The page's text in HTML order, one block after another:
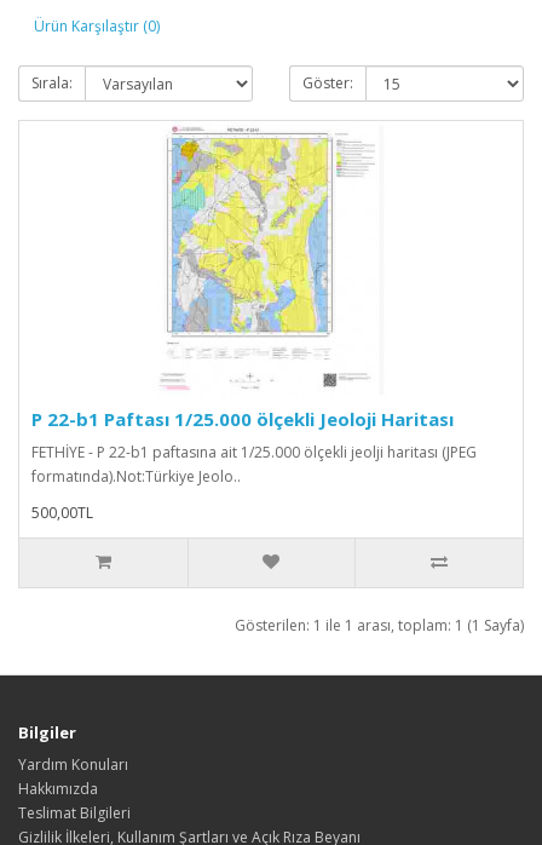
Ürün Karşılaştır (0)
Sırala: Göster:
P 22-b1 Paftası 1/25.000 ölçekli Jeoloji Haritası
FETHİYE - P 22-b1 paftasına ait 1/25.000 ölçekli jeolji haritası (JPEG
formatında).Not:Türkiye Jeolo..
500,00TL
Gösterilen: 1 ile 1 arası, toplam: 1 (1 Sayfa)
Bilgiler
Yardım Konuları
Hakkımızda
Teslimat Bilgileri
Gizlilik İlkeleri, Kullanım Şartları ve Açık Rıza Beyanı